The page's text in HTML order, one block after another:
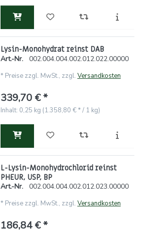
Lysin-Monohydrat reinst DAB
Art.-Nr. 002.004.004.002.012.022.00000
* Preise zzgl. MwSt., zzgl. Versandkosten
339,70 € *
Inhalt: 0,25 kg (1.358,80 € * / 1 kg)
L-Lysin-Monohydrochlorid reinst
PHEUR, USP, BP
Art.-Nr. 002.004.004.002.012.023.00000
* Preise zzgl. MwSt., zzgl. Versandkosten
186,84 € *